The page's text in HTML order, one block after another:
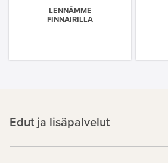
LENNÄMME
FINNAIRILLA
Edut ja lisäpalvelut